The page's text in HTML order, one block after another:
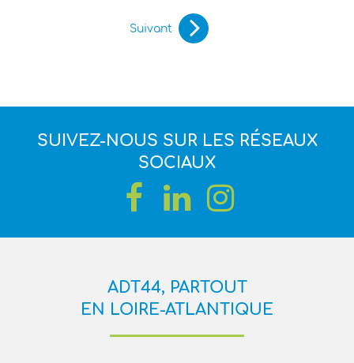
Suivant
SUIVEZ-NOUS SUR LES RÉSEAUX
SOCIAUX
ADT44, PARTOUT
EN LOIRE-ATLANTIQUE